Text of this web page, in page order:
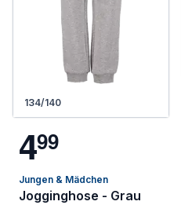
134/140
499
Jungen & Mädchen
Jogginghose - Grau